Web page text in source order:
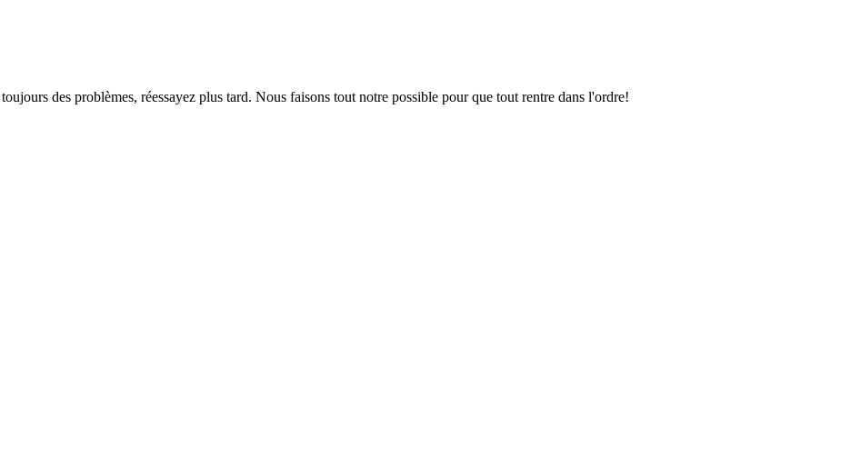
des problèmes, réessayez plus tard. Nous faisons tout notre possible pour que tout rentre dans l'ordre!